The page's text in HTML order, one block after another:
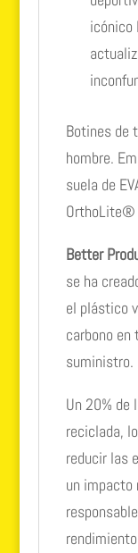
icónico
Botines de
hombre.
suela de
OrthoLite®
Better
se ha
el plástico
carbono en
suministro.
Un 20% de
reciclada,
reducir las
un impacto